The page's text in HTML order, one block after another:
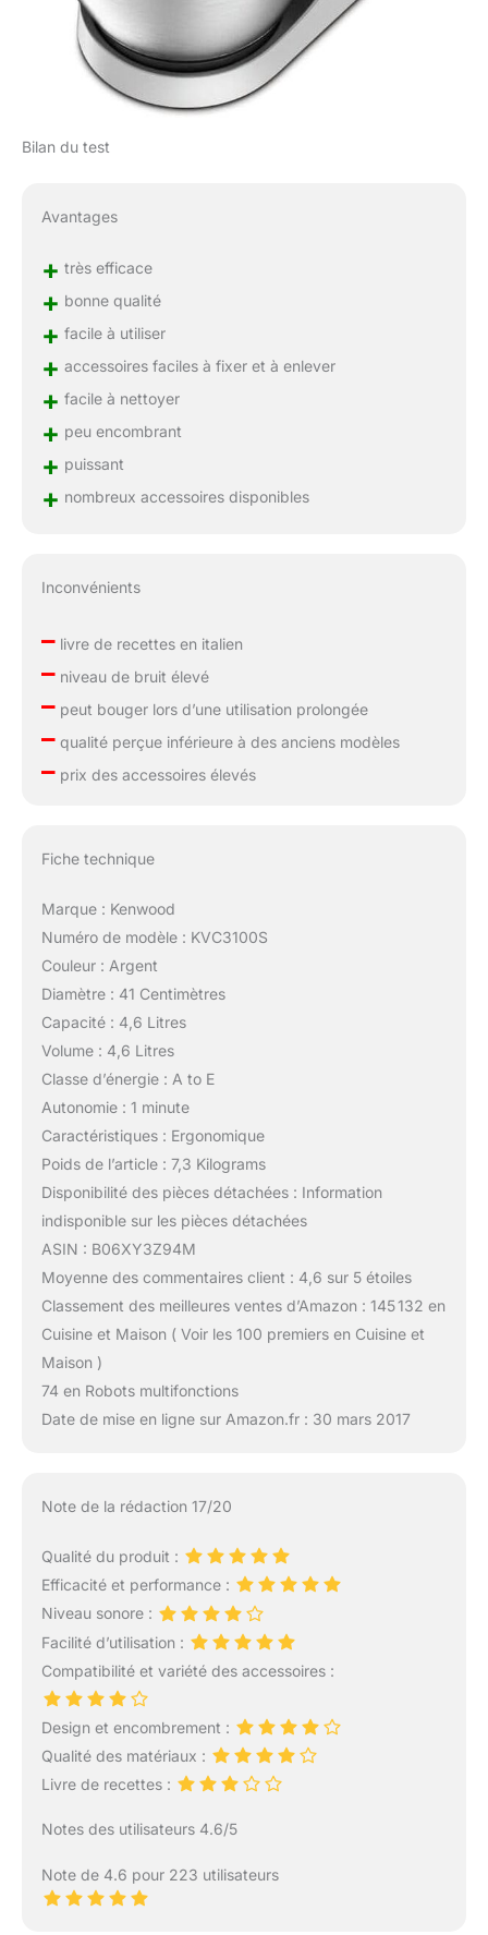
Bilan du test
Avantages
+ très efficace
+ bonne qualité
+ facile à utiliser
+ accessoires faciles à fixer et à enlever
+ facile à nettoyer
+ peu encombrant
+ puissant
+ nombreux accessoires disponibles
Inconvénients
–livre de recettes en italien
–niveau de bruit élevé
–peut bouger lors d’une utilisation prolongée
–qualité perçue inférieure à des anciens modèles
–prix des accessoires élevés
Fiche technique
Marque : Kenwood
Numéro de modèle : KVC3100S
Couleur : Argent
Diamètre : 41 Centimètres
Capacité : 4,6 Litres
Volume : 4,6 Litres
Classe d’énergie : A to E
Autonomie : 1 minute
Caractéristiques : Ergonomique
Poids de l’article : 7,3 Kilograms
Disponibilité des pièces détachées : Information
indisponible sur les pièces détachées
ASIN : B06XY3Z94M
Moyenne des commentaires client : 4,6 sur 5 étoiles
Classement des meilleures ventes d’Amazon : 145 132 en
Cuisine et Maison ( Voir les 100 premiers en Cuisine et
Maison )
74 en Robots multifonctions
Date de mise en ligne sur Amazon.fr : 30 mars 2017
Note de la rédaction 17/20
Qualité du produit :
Efficacité et performance :
Niveau sonore :
Facilité d’utilisation :
Compatibilité et variété des accessoires :
Design et encombrement :
Qualité des matériaux :
Livre de recettes :
Notes des utilisateurs 4.6/5
Note de 4.6 pour 223 utilisateurs